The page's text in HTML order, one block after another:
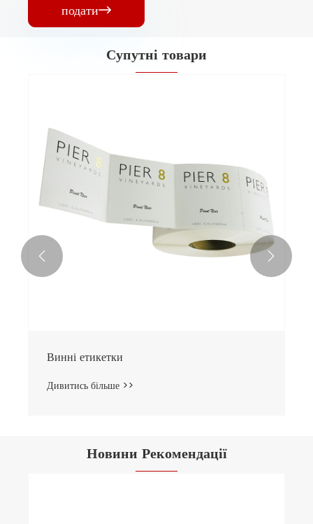
подати
Супутні товари
Винні етикетки
Дивитись більше >>
 
Новини Рекомендації